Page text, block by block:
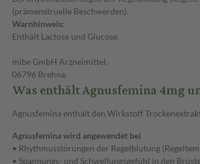
(prämenstruelle Beschwerden).
Warnhinweis:
Enthält Lactose und Glucose.
mibe GmbH Arzneimittel,
06796 Brehna.
Was enthält Agnusfemina 4mg
Agnusfemina enthält den Wirkstoff
Agnusfemina wird angewendet bei
• Rhythmusstörungen der Regelblutung
• Spannungs- und Schwellungsgefühl in den